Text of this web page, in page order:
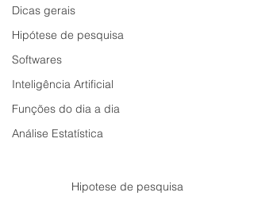
Dicas gerais
Hipótese de pesquisa
Softwares
Inteligência Artificial
Funções do dia a dia
Análise Estatística
Hipotese de pesquisa